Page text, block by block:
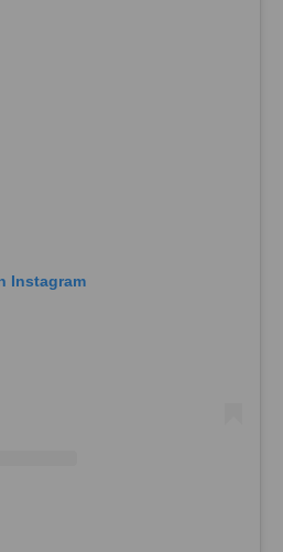
Instagram